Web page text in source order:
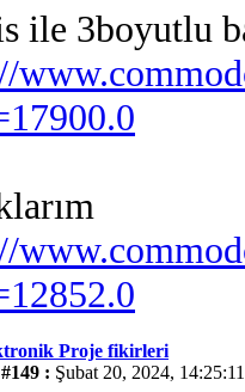
ile 3boyutlu
Proje fikirleri
: Şubat 20, 2024,